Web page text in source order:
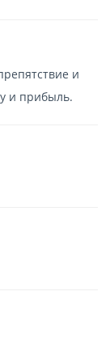
и
и прибыль.